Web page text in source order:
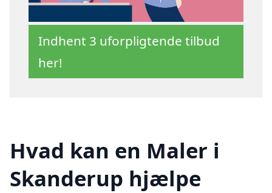
Indhent 3 uforpligtende tilbud
her!
Hvad kan en Maler i
Skanderup hjælpe